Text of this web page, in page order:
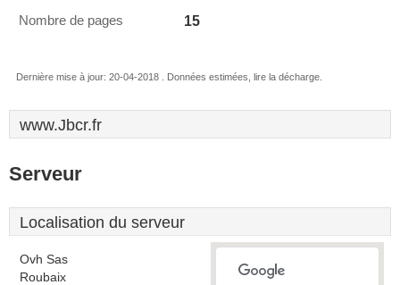
Nombre de pages 15
Dernière mise à jour: 20-04-2018 . Données estimées, lire la décharge.
www.Jbcr.fr
Serveur
Localisation du serveur
Ovh Sas
Roubaix